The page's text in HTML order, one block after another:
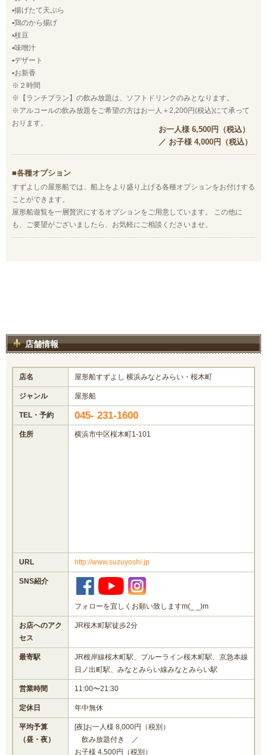
▪揚げたて天ぷら
▪鶏のから揚げ
▪枝豆
▪味噌汁
▪デザート
▪お新香
※２時間
※【ランチプラン】の飲み放題は、ソフトドリンクのみとなります。
※アルコールの飲み放題をご希望の方はお一人＋2,200円(税込)にて承って
おります。
お一人様 6,500円（税込）
／ お子様 4,000円（税込）
各種オプション
すずよしの屋形船では、船上をより盛り上げる各種オプションをお付けする
ことができます。
屋形船遊覧を一層贅沢にするオプションをご用意しています。 この他に
も、ご要望がございましたら、お気軽にご相談くださいませ。
店舗情報
店名 屋形船すずよし 横浜みなとみらい・桜木町
ジャンル 屋形船
TEL・予約 045- 231-1600
住所 横浜市中区桜木町1-101
URL http://www.suzuyoshi.jp
SNS紹介
フォローを宜しくお願い致しますm(_ _)m
お店へのアク
セス
JR桜木町駅徒歩2分
最寄駅
JR根岸線桜木町駅、ブルーライン桜木町駅、京急本線
日ノ出町駅、みなとみらい線みなとみらい駅
営業時間 11:00〜21:30
定休日 年中無休
平均予算
（昼・夜）
[夜]お一人様 8,000円（税別）
飲み放題付き ／
お子様 4,500円（税別）